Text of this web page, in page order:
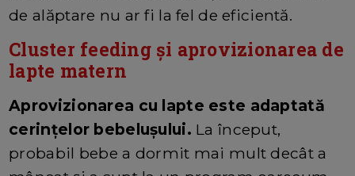
de alăptare nu ar fi la fel de eficientă.
Cluster feeding și aprovizionarea de
lapte matern
Aprovizionarea cu lapte este adaptată
cerințelor bebelușului. La început,
probabil bebe a dormit mai mult decât a